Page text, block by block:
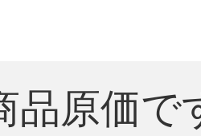
原価で